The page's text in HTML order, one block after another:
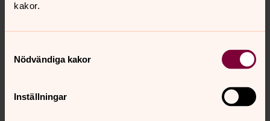
kakor.
Nödvändiga kakor
Inställningar
Come Sunday
EdelweissRichard Rodgers
Gabriellas sångStefan Nilsson
Håll mitt hjärta
Peter Hallström/Lasse Andersson